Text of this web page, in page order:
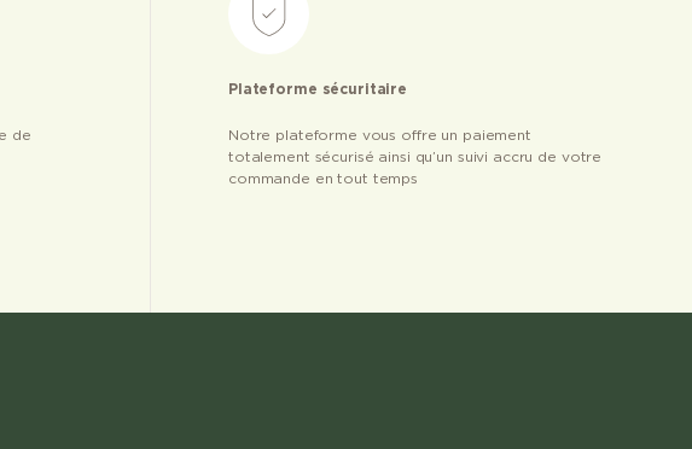
de
Plateforme sécuritaire
Notre plateforme vous offre un paiement
totalement sécurisé ainsi qu’un suivi accru de votre
commande en tout temps